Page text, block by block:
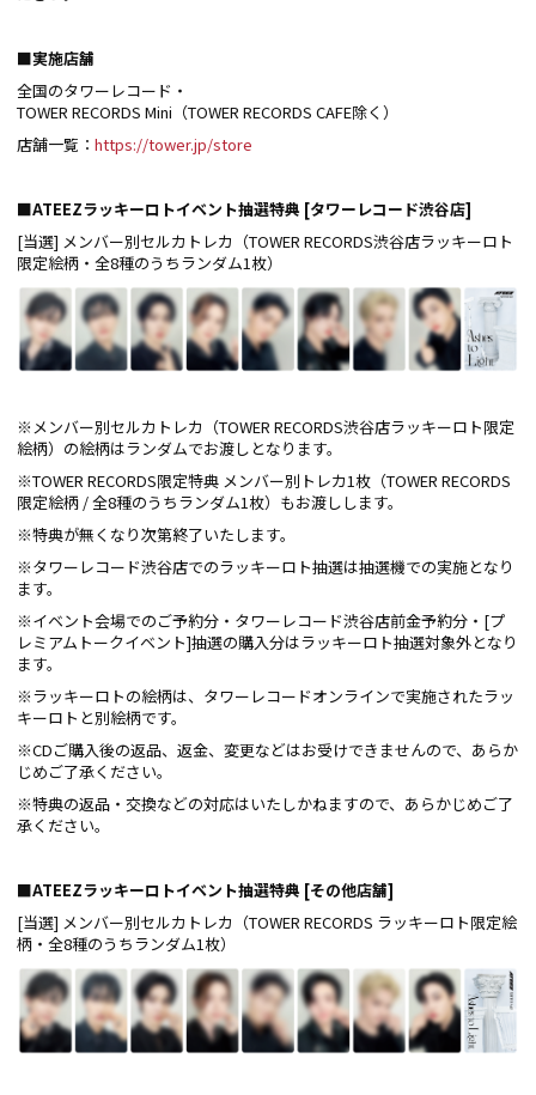
■実施店舗
全国のタワーレコード・
TOWER RECORDS Mini（TOWER RECORDS CAFE除く）
店舗一覧： https://tower.jp/store
■ATEEZラッキーロトイベント抽選特典 [タワーレコード渋谷店]
[当選] メンバー別セルカトレカ（TOWER RECORDS渋谷店ラッキーロト
限定絵柄・全8種のうちランダム1枚）
※メンバー別セルカトレカ（TOWER RECORDS渋谷店ラッキーロト限定
絵柄）の絵柄はランダムでお渡しとなります。
※TOWER RECORDS限定特典 メンバー別トレカ1枚（TOWER RECORDS
限定絵柄 / 全8種のうちランダム1枚）もお渡しします。
※特典が無くなり次第終了いたします。
※タワーレコード渋谷店でのラッキーロト抽選は抽選機での実施となり
ます。
※イベント会場でのご予約分・タワーレコード渋谷店前金予約分・[プ
レミアムトークイベント]抽選の購入分はラッキーロト抽選対象外となり
ます。
※ラッキーロトの絵柄は、タワーレコードオンラインで実施されたラッ
キーロトと別絵柄です。
※CDご購入後の返品、返金、変更などはお受けできませんので、あらか
じめご了承ください。
※特典の返品・交換などの対応はいたしかねますので、あらかじめご了
承ください。
■ATEEZラッキーロトイベント抽選特典 [その他店舗]
[当選] メンバー別セルカトレカ（TOWER RECORDS ラッキーロト限定絵
柄・全8種のうちランダム1枚）